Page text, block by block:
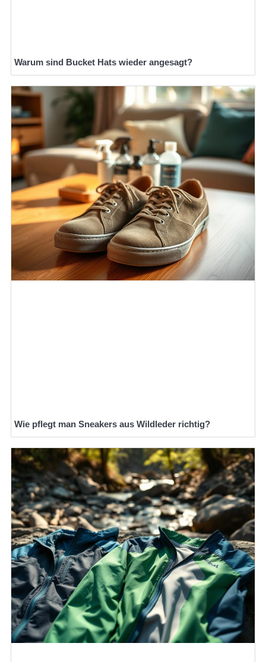
Warum sind Bucket Hats wieder angesagt?
Wie pflegt man Sneakers aus Wildleder richtig?